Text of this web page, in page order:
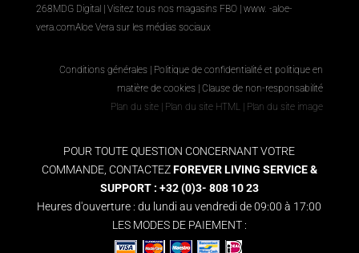
268MDG Digital Visitez tous nos magasins FBO| www. -aloe-
vera.comAloe Vera sur les médias sociaux
Conditions générales
Politique de confidentialité et politique en
matière de cookies |Clause de non-responsabilité
Plan du site
Plan du site HTML Plan du site image
POUR TOUTE QUESTION CONCERNANT VOTRE
COMMANDE, CONTACTEZFOREVER LIVING SERVICE &
SUPPORT : +32 (0)3- 808 10 23
Heures d'ouverture : du lundi au vendredi de 09:00 à 17:00
LES MODES DE PAIEMENT :